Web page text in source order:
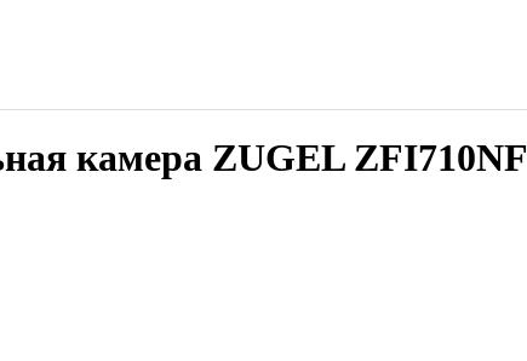
камера ZUGEL ZFI710NF